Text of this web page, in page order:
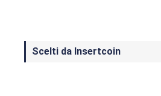
Scelti da Insertcoin